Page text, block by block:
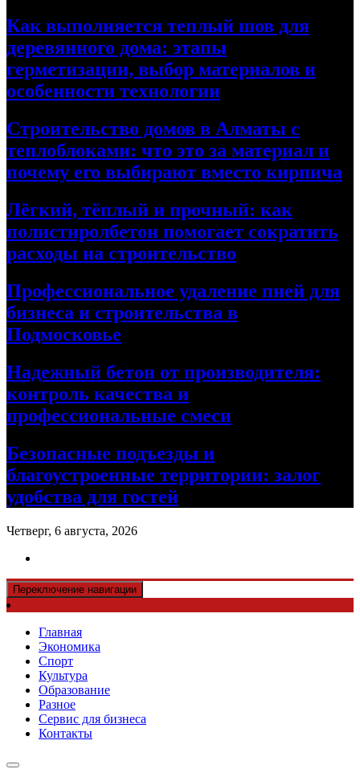
Как выполняется теплый шов для
деревянного дома: этапы
герметизации, выбор материалов и
особенности технологии
Строительство домов в Алматы с
теплоблоками: что это за материал и
почему его выбирают вместо кирпича
Лёгкий, тёплый и прочный: как
полистиролбетон помогает сократить
расходы на строительство
Профессиональное удаление пней для
бизнеса и строительства в
Подмосковье
Надежный бетон от производителя:
контроль качества и
профессиональные смеси
Безопасные подъезды и
благоустроенные территории: залог
удобства для гостей
Четверг, 6 августа, 2026
Переключение навигации
Главная
Экономика
Спорт
Культура
Образование
Разное
Сервис для бизнеса
Контакты